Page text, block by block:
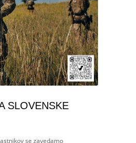
SLOVENSKE
se zavedamo